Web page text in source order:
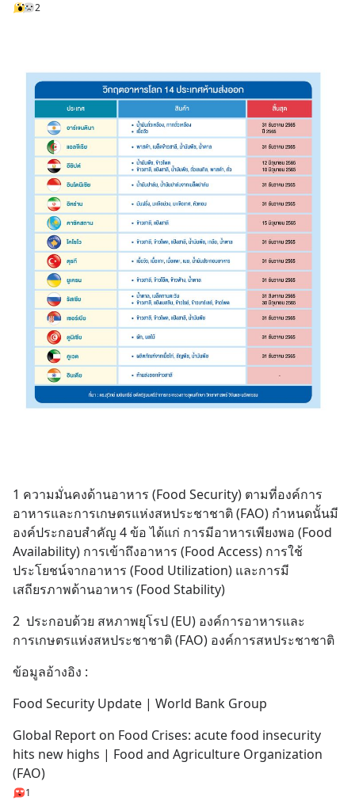
2
1 ความมั่นคงด้านอาหาร (Food Security) ตามที่องค์การ
อาหารและการเกษตรแห่งสหประชาชาติ (FAO) กำหนดนั้นมี
องค์ประกอบสำคัญ 4 ข้อ ได้แก่ การมีอาหารเพียงพอ (Food
Availability) การเข้าถึงอาหาร (Food Access) การใช้
ประโยชน์จากอาหาร (Food Utilization) และการมี
เสถียรภาพด้านอาหาร (Food Stability)
2  ประกอบด้วย สหภาพยุโรป (EU) องค์การอาหารและ
การเกษตรแห่งสหประชาชาติ (FAO) องค์การสหประชาชาติ
ข้อมูลอ้างอิง :
Food Security Update | World Bank Group
Global Report on Food Crises: acute food insecurity
hits new highs | Food and Agriculture Organization
(FAO)
1